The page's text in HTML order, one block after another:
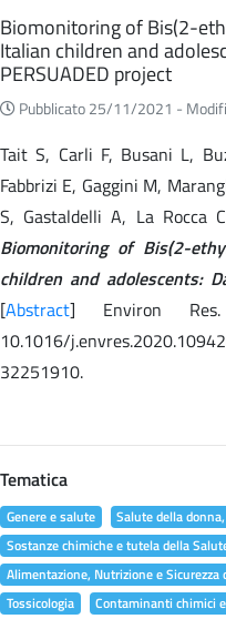
Eventi
Biomonitoring of Bis(2-
Italian children and
PERSUADED project
Pubblicato 25/11/2021 -
Tait S, Carli F, Busani L,
Fabbrizi E, Gaggini M,
S, Gastaldelli A, La Rocca
Biomonitoring of Bis(2-
children and adolescents:
[Abstract] Environ Res.
10.1016/
32251910.
Tematica
Genere e salute
Salute della
Sostanze chimiche e tutela della
Alimentazione, Nutrizione e Sicurezza
Tossicologia
Contaminanti chimici